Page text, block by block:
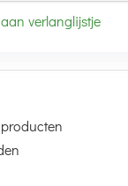
verlanglijstje